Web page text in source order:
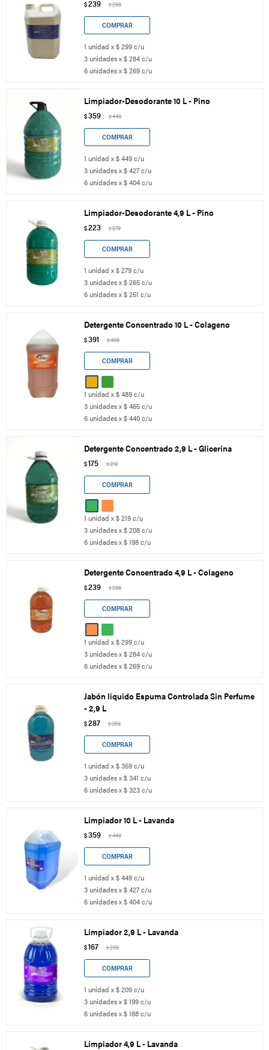
$239 $299
1 unidad x $ 299 c/u
3 unidades x $ 284 c/u
6 unidades x $ 269 c/u
Limpiador-Desodorante 10 L - Pino
$359 $449
1 unidad x $ 449 c/u
3 unidades x $ 427 c/u
6 unidades x $ 404 c/u
Limpiador-Desodorante 4,9 L - Pino
$223 $279
1 unidad x $ 279 c/u
3 unidades x $ 265 c/u
6 unidades x $ 251 c/u
Detergente Concentrado 10 L - Colageno
$391 $489
1 unidad x $ 489 c/u
3 unidades x $ 465 c/u
6 unidades x $ 440 c/u
Detergente Concentrado 2,9 L - Glicerina
$175 $219
1 unidad x $ 219 c/u
3 unidades x $ 208 c/u
6 unidades x $ 198 c/u
Detergente Concentrado 4,9 L - Colageno
$239 $299
1 unidad x $ 299 c/u
3 unidades x $ 284 c/u
6 unidades x $ 269 c/u
Jabón liquido Espuma Controlada Sin Perfume
- 2,9 L
$287 $359
1 unidad x $ 359 c/u
3 unidades x $ 341 c/u
6 unidades x $ 323 c/u
Limpiador 10 L - Lavanda
$359 $449
1 unidad x $ 449 c/u
3 unidades x $ 427 c/u
6 unidades x $ 404 c/u
Limpiador 2,9 L - Lavanda
$167 $209
1 unidad x $ 209 c/u
3 unidades x $ 199 c/u
6 unidades x $ 188 c/u
Limpiador 4,9 L - Lavanda